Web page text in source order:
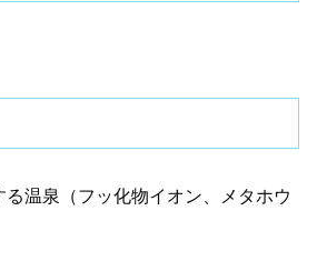
温泉（フッ化物イオン、メタホウ